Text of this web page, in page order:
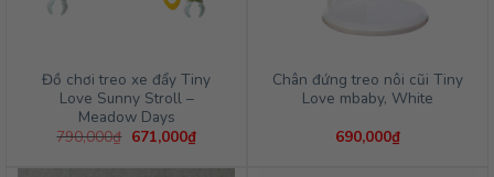
Đồ chơi treo xe đẩy Tiny
Love Sunny Stroll –
Meadow Days
790,000₫ Giá
là:
671,000₫Giá
hiện
tại
Chân đứng treo nôi cũi Tiny
Love mbaby, White
690,000₫